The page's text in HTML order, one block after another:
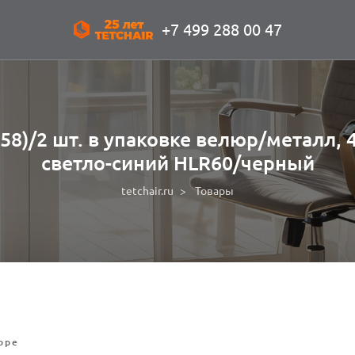
+7 499 288 00 47
2 шт. в упаковке велюр/металл,
светло-синий HLR60/черный
tetchair.ru Товары